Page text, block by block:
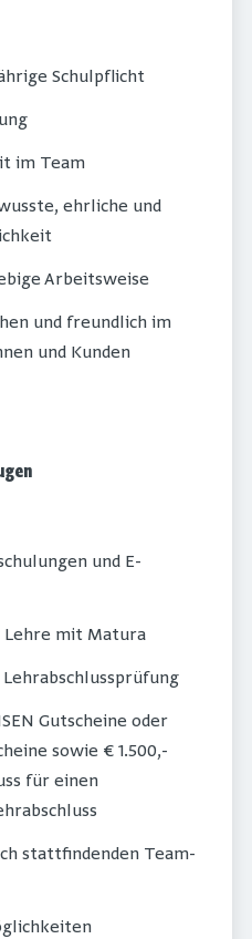
Schulpflicht
im Team
ehrliche und
Arbeitsweise
und freundlich im
und Kunden
und E-
mit Matura
Gutscheine oder
sowie € 1.500,-
für einen
stattfindenden Team-